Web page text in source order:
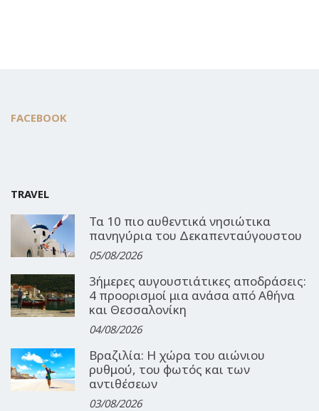
FACEBOOK
TRAVEL
Τα 10 πιο αυθεντικά νησιώτικα
πανηγύρια του Δεκαπενταύγουστου
05/08/2026
3ήμερες αυγουστιάτικες αποδράσεις:
4 προορισμοί μια ανάσα από Αθήνα
και Θεσσαλονίκη
04/08/2026
Βραζιλία: Η χώρα του αιώνιου
ρυθμού, του φωτός και των
αντιθέσεων
03/08/2026